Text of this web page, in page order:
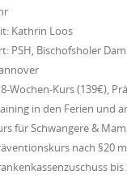
Kathrin Loos
PSH, Bischofsholer
Wochen-Kurs (139€),
in den Ferien und
für Schwangere &
nach §20
bis